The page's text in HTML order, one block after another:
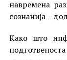
навремена
сознанија –
Како што